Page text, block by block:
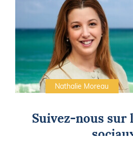
Nathalie Moreau
Suivez-nous sur